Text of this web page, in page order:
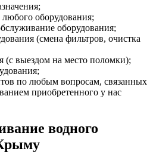
оборудования;
оборудования;
(смена фильтров, очистка
(с выездом на место поломки);
по любым вопросам, связанных
приобретенного у нас
водного